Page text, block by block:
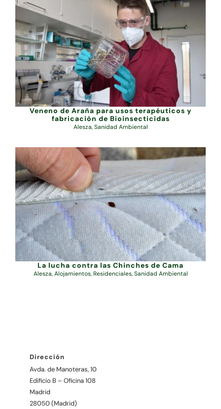
Veneno de Araña para usos terapéuticos y
fabricación de Bioinsecticidas
Alesza,Sanidad Ambiental
La lucha contra las Chinches de Cama
Alesza,Alojamientos,Residenciales,Sanidad Ambiental
Dirección
Avda. de Manoteras, 10
Edificio B – Oficina 108
Madrid
28050 (Madrid)